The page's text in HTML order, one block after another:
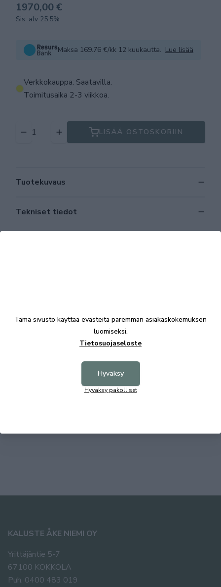
1970,00 €
Sis. alv 25.5%
Maksa 169.76 €/kk 12 kuukautta. Lue lisää
Verkkokauppa: Saatavilla.
Toimitusaika 2-3 viikkoa.
LISÄÄ OSTOSKORIIN
Tuotekuvaus
Tekniset tiedot
Knox 3-istuttava sohva Diamonds kangas
KALUSTE ÅKE NIEMI OY
Yrittäjäntie 5-7
67100 KOKKOLA
Puh. 0400 483 019
Tämä sivusto käyttää evästeitä paremman asiakaskokemuksen
luomiseksi.
Tietosuojaseloste
Hyväksy
Hyväksy pakolliset